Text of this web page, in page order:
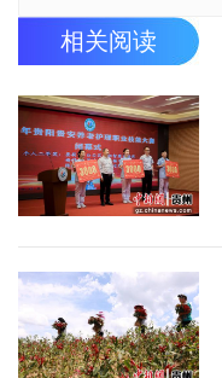
相关阅读